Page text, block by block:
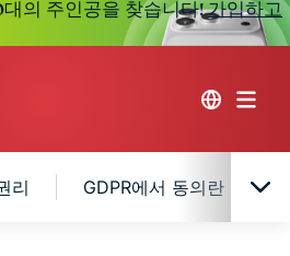
의 주인공을 찾습니다!가입하고
리 GDPR에서 동의란 무엇